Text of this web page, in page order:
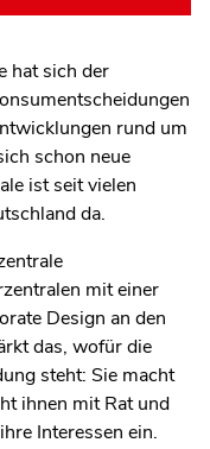
hat sich der
rund um
schon neue
ist seit vielen
da.
mit einer
Design an den
das, wofür die
steht: Sie macht
ihnen mit Rat und
Interessen ein.